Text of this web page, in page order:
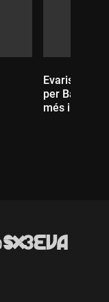
Evarist
per
més